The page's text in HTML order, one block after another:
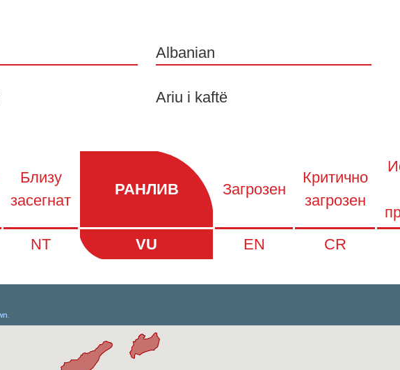
Albanian
Ariu i kaftë
Близу
засегнат
РАНЛИВ Загрозен
Критично
загрозен
NT VU EN CR